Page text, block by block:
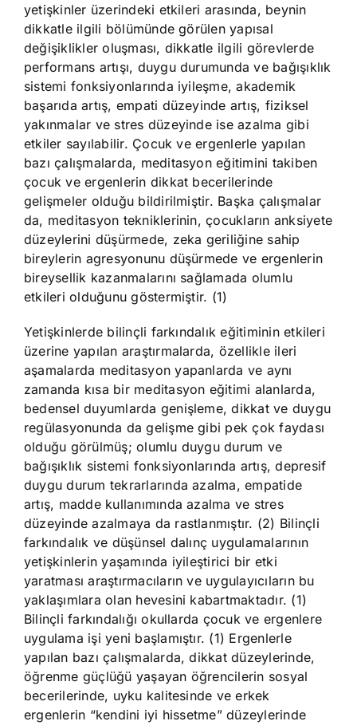
yetişkinler üzerindeki etkileri arasında, beynin
dikkatle ilgili bölümünde görülen yapısal
değişiklikler oluşması, dikkatle ilgili görevlerde
performans artışı, duygu durumunda ve bağışıklık
sistemi fonksiyonlarında iyileşme, akademik
başarıda artış, empati düzeyinde artış, fiziksel
yakınmalar ve stres düzeyinde ise azalma gibi
etkiler sayılabilir. Çocuk ve ergenlerle yapılan
bazı çalışmalarda, meditasyon eğitimini takiben
çocuk ve ergenlerin dikkat becerilerinde
gelişmeler olduğu bildirilmiştir. Başka çalışmalar
da, meditasyon tekniklerinin, çocukların anksiyete
düzeylerini düşürmede, zeka geriliğine sahip
bireylerin agresyonunu düşürmede ve ergenlerin
bireysellik kazanmalarını sağlamada olumlu
etkileri olduğunu göstermiştir. (1)
Yetişkinlerde bilinçli farkındalık eğitiminin etkileri
üzerine yapılan araştırmalarda, özellikle ileri
aşamalarda meditasyon yapanlarda ve aynı
zamanda kısa bir meditasyon eğitimi alanlarda,
bedensel duyumlarda genişleme, dikkat ve duygu
regülasyonunda da gelişme gibi pek çok faydası
olduğu görülmüş; olumlu duygu durum ve
bağışıklık sistemi fonksiyonlarında artış, depresif
duygu durum tekrarlarında azalma, empatide
artış, madde kullanımında azalma ve stres
düzeyinde azalmaya da rastlanmıştır. (2) Bilinçli
farkındalık ve düşünsel dalınç uygulamalarının
yetişkinlerin yaşamında iyileştirici bir etki
yaratması araştırmacıların ve uygulayıcıların bu
yaklaşımlara olan hevesini kabartmaktadır. (1)
Bilinçli farkındalığı okullarda çocuk ve ergenlere
uygulama işi yeni başlamıştır. (1) Ergenlerle
yapılan bazı çalışmalarda, dikkat düzeylerinde,
öğrenme güçlüğü yaşayan öğrencilerin sosyal
becerilerinde, uyku kalitesinde ve erkek
ergenlerin “kendini iyi hissetme” düzeylerinde